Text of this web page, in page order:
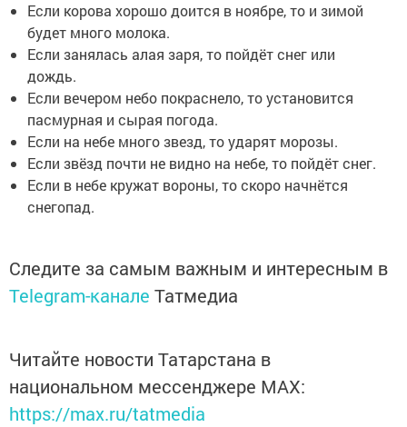
Если корова хорошо доится в ноябре, то и зимой
будет много молока.
Если занялась алая заря, то пойдёт снег или
дождь.
Если вечером небо покраснело, то установится
пасмурная и сырая погода.
Если на небе много звезд, то ударят морозы.
Если звёзд почти не видно на небе, то пойдёт снег.
Если в небе кружат вороны, то скоро начнётся
снегопад.
Следите за самым важным и интересным в
Telegram-канале Татмедиа
Читайте новости Татарстана в
национальном мессенджере MАХ:
https://max.ru/tatmedia